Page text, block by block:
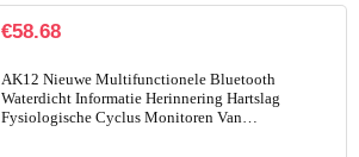
€58.68
AK12 Nieuwe Multifunctionele Bluetooth
Waterdicht Informatie Herinnering Hartslag
Fysiologische Cyclus Monitoren Van…